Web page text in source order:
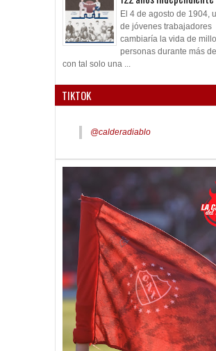
El 4 de agosto de 1904,
de jóvenes trabajadores
cambiaría la vida de
personas durante más
con tal solo una ...
TIKTOK
@calderadiablo